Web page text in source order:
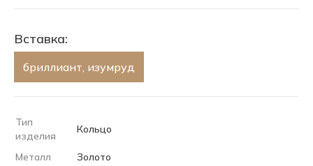
Вставка:
бриллиант, изумруд
Тип
изделия
Кольцо
Металл
Золото